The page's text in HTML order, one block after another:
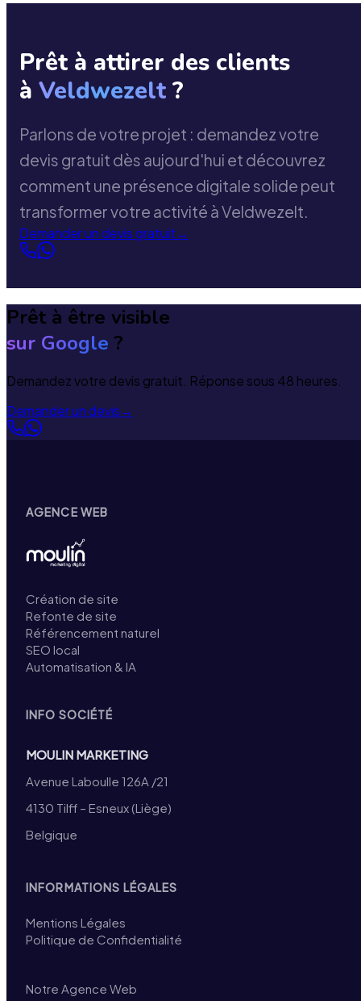
Prêt à attirer des clients
à Veldwezelt ?
Parlons de votre projet : demandez votre
devis gratuit dès aujourd'hui et découvrez
comment une présence digitale solide peut
transformer votre activité à Veldwezelt.
Demander un devis gratuit→
Prêt à être visible
sur Google ?
Demandez votre devis gratuit. Réponse sous 48 heures.
Demander un devis→
AGENCE WEB
Création de site
Refonte de site
Référencement naturel
SEO local
Automatisation & IA
INFO SOCIÉTÉ
MOULIN MARKETING
Avenue Laboulle 126A /21
4130 Tilff – Esneux (Liège)
Belgique
INFORMATIONS LÉGALES
Mentions Légales
Politique de Confidentialité
Notre Agence Web